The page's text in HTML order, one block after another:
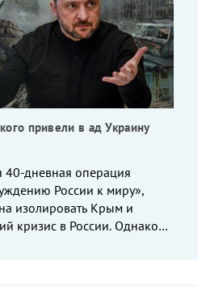
привели в ад Украину
40-дневная операция
России к миру»,
изолировать Крым и
кризис в России. Однако